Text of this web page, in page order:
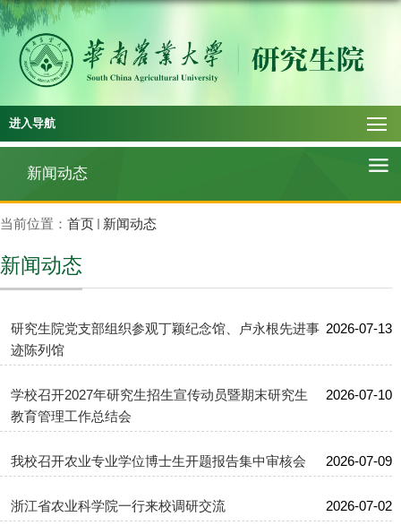
进入导航
新闻动态
当前位置： 首页 新闻动态
新闻动态
研究生院党支部组织参观丁颖纪念馆、卢永根先进事
迹陈列馆
2026-07-13
学校召开2027年研究生招生宣传动员暨期末研究生
教育管理工作总结会
2026-07-10
我校召开农业专业学位博士生开题报告集中审核会 2026-07-09
浙江省农业科学院一行来校调研交流 2026-07-02